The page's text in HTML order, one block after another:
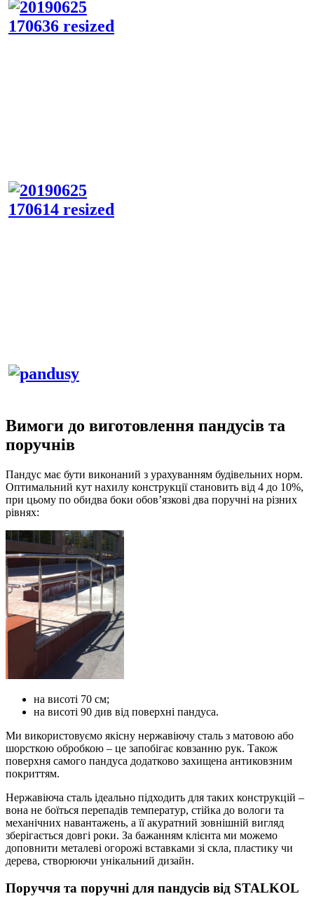
Вимоги до виготовлення пандусів та
поручнів
Пандус має бути виконаний з урахуванням будівельних норм.
Оптимальний кут нахилу конструкції становить від 4 до 10%,
при цьому по обидва боки обов’язкові два поручні на різних
рівнях:
на висоті 70 см;
на висоті 90 див від поверхні пандуса.
Ми використовуємо якісну нержавіючу сталь з матовою або
шорсткою обробкою – це запобігає ковзанню рук. Також
поверхня самого пандуса додатково захищена антиковзним
покриттям.
Нержавіюча сталь ідеально підходить для таких конструкцій –
вона не боїться перепадів температур, стійка до вологи та
механічних навантажень, а її акуратний зовнішній вигляд
зберігається довгі роки. За бажанням клієнта ми можемо
доповнити металеві огорожі вставками зі скла, пластику чи
дерева, створюючи унікальний дизайн.
Поруччя та поручні для пандусів від STALKOL